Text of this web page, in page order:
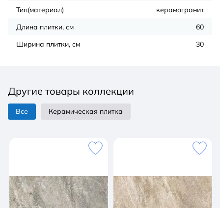
Тип(материал)
керамогранит
Длина плитки, см
60
Ширина плитки, см
30
Другие товары коллекции
Все Керамическая плитка